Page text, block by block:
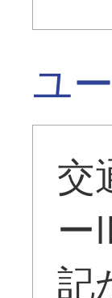
ユ
交
ー
記